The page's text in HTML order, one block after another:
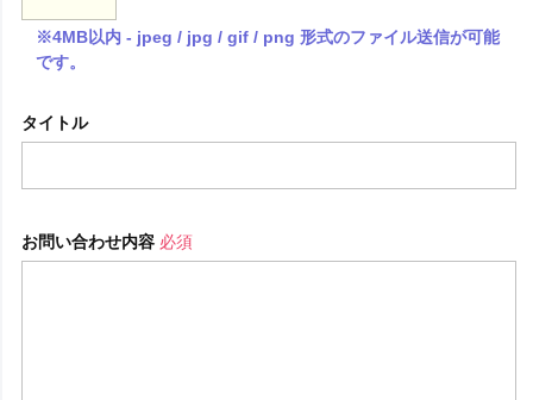
※4MB以内 - jpeg / jpg / gif / png 形式のファイル送信が可能
です。
タイトル
お問い合わせ内容 必須